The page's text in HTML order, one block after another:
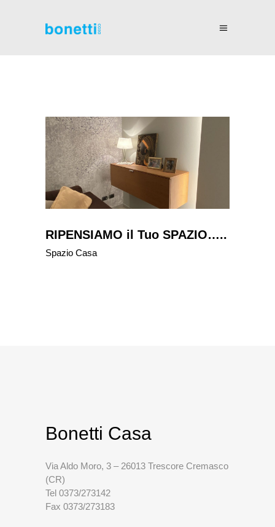
RIPENSIAMO il Tuo SPAZIO…..
Spazio Casa
Bonetti Casa
Via Aldo Moro, 3 – 26013 Trescore Cremasco
(CR)
Tel 0373/273142
Fax 0373/273183